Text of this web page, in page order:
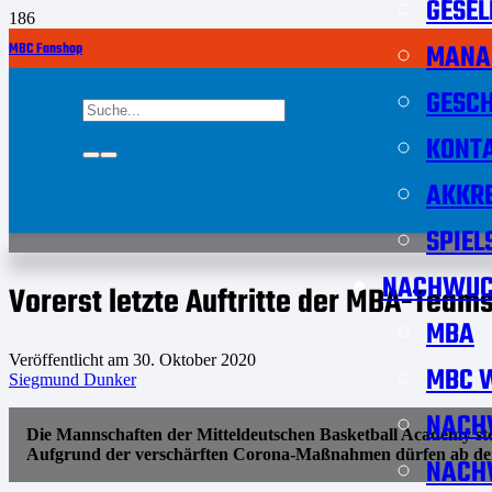
MBC Fanshop
MBA
MBC
Vorerst letzte Auftritte der MBA-
Veröffentlicht am 30. Oktober 2020
Siegmund Dunker
Die Mannschaften der Mitteldeutschen Basketball Academy
Aufgrund der verschärften Corona-Maßnahmen dürfen ab